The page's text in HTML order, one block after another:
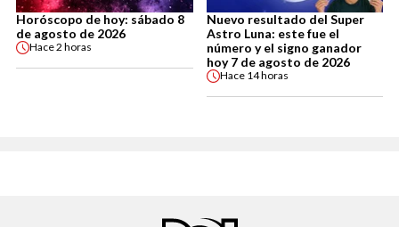
Horóscopo de hoy: sábado 8
de agosto de 2026
Hace2 horas
Nuevo resultado del Super
Astro Luna: este fue el
número y el signo ganador
hoy 7 de agosto de 2026
Hace 14 horas